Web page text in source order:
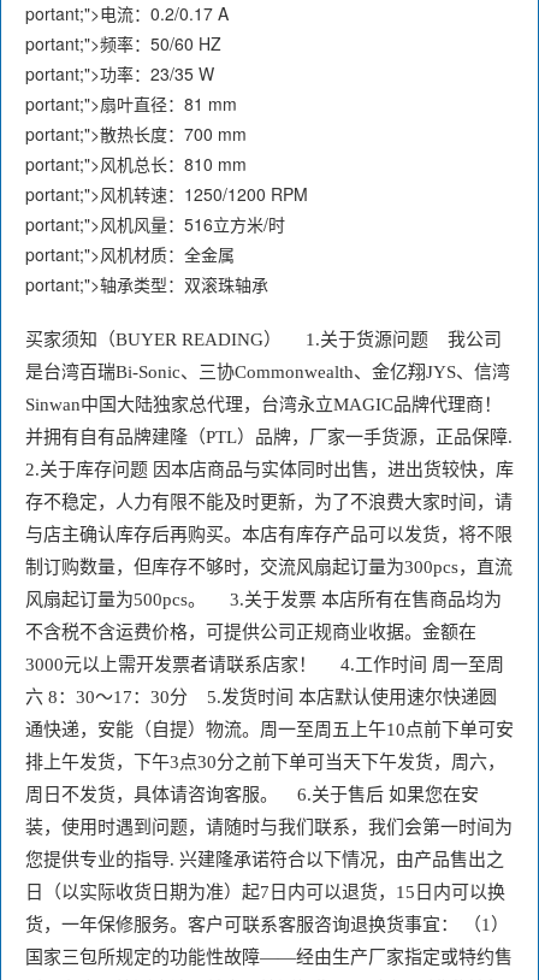
portant;">电流：0.2/0.17 A
portant;">频率：50/60 HZ
portant;">功率：23/35 W
portant;">扇叶直径：81 mm
portant;">散热长度：700 mm
portant;">风机总长：810 mm
portant;">风机转速：1250/1200 RPM
portant;">风机风量：516立方米/时
portant;">风机材质：全金属
portant;">轴承类型：双滚珠轴承
买家须知（BUYER READING）     1.关于货源问题    我公司
是台湾百瑞Bi-Sonic、三协Commonwealth、金亿翔JYS、信湾
Sinwan中国大陆独家总代理，台湾永立MAGIC品牌代理商！
并拥有自有品牌建隆（PTL）品牌，厂家一手货源，正品保障.
2.关于库存问题 因本店商品与实体同时出售，进出货较快，库
存不稳定，人力有限不能及时更新，为了不浪费大家时间，请
与店主确认库存后再购买。本店有库存产品可以发货，将不限
制订购数量，但库存不够时，交流风扇起订量为300pcs，直流
风扇起订量为500pcs。     3.关于发票 本店所有在售商品均为
不含税不含运费价格，可提供公司正规商业收据。金额在
3000元以上需开发票者请联系店家！     4.工作时间 周一至周
六 8：30～17：30分    5.发货时间 本店默认使用速尔快递圆
通快递，安能（自提）物流。周一至周五上午10点前下单可安
排上午发货，下午3点30分之前下单可当天下午发货，周六，
周日不发货，具体请咨询客服。    6.关于售后 如果您在安
装，使用时遇到问题，请随时与我们联系，我们会第一时间为
您提供专业的指导. 兴建隆承诺符合以下情况，由产品售出之
日（以实际收货日期为准）起7日内可以退货，15日内可以换
货，一年保修服务。客户可联系客服咨询退换货事宜： （1）
国家三包所规定的功能性故障——经由生产厂家指定或特约售